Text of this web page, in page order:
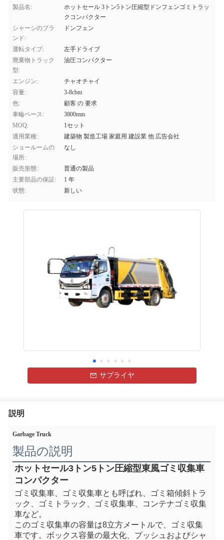
製品名:
ホットセール 3トン5トン圧縮型ドンフェンゴミトラッ
クコンパクター
シャーシのブラ
ンド:
ドンフェン
運転タイプ:
左手ドライブ
廃棄物トラック
型:
油圧コンパクター
エンジン:
チャオチャイ
容量:
3-8cbm
色:
顧客 の 要求
車輪ベース:
3800mm
MOQ:
1セット
適用業種:
建築物 製造工場 家庭用 建設業 他 広告会社
ショールームの
場所:
なし
販売形態:
普通の製品
主要部品の保証:
1 年
状態:
新しい
サプライヤ
説明
Garbage Truck
製品の説明
ホットセール3トン5トン圧縮型東風ゴミ収集車
コンパクター
ゴミ収集車、ゴミ収集車とも呼ばれ、ゴミ箱傾斜トラ
ック、ゴミトラック、
ゴミ収集車、
コンテナゴミ収集
車など。
このゴミ収集車の容量は8立方メートルで、ゴミ収集
車です。 ボックス容量の最大化、プッシュおよびシャ